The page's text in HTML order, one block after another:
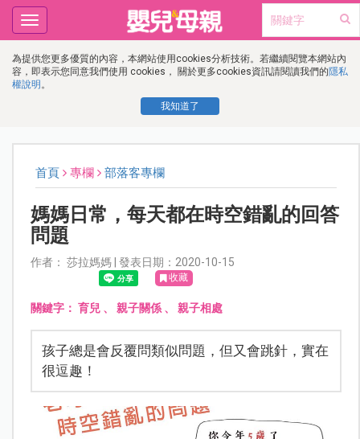
為提供您更多優質的內容，本網站使用cookies分析技術。若繼續閱覽本網站內
容，即表示您同意我們使用 cookies， 關於更多cookies資訊請閱讀我們的隱私
權說明 。
我知道了
Toggle
navigation
首頁 專欄 部落客專欄
媽媽日常，每天都在時空錯亂的回答
問題
作者： 莎拉媽媽 | 發表日期：2020-10-15
收藏
關鍵字： 育兒、 親子關係、 親子相處
孩子總是會反覆問類似問題，但又會跳針，實在
很逗趣！